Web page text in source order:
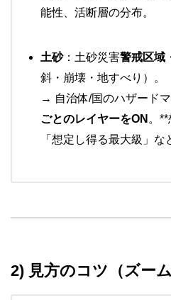
能性、活断層の分布。
土砂：土砂災害警戒区域
斜・崩壊・地すべり）。
→ 自治体/国のハザード
ごとのレイヤーをON 。**
「想定し得る最大級」な
2) 見方のコツ（ズーム